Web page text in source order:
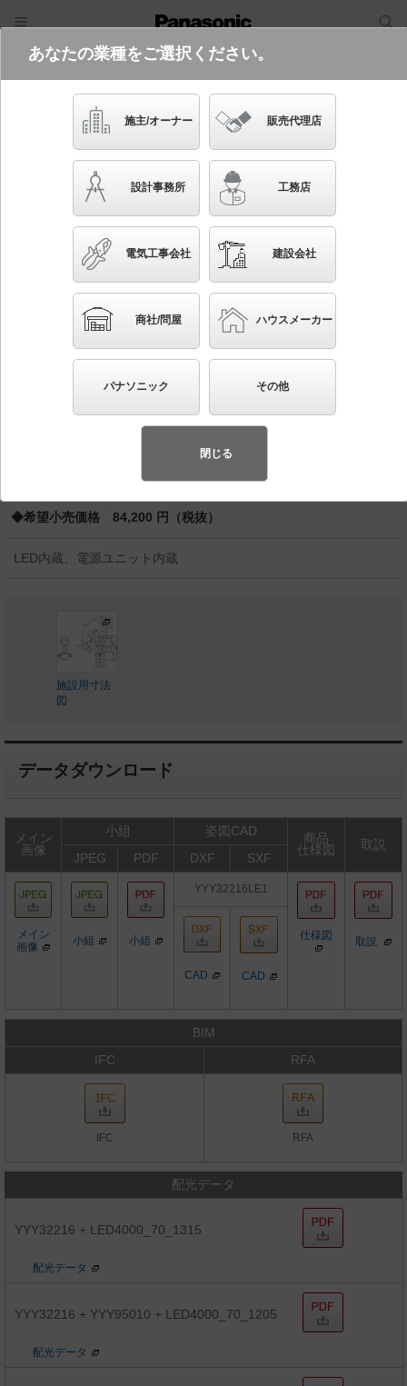
電気・建築設備（ビジネス）
フリーワード
品番・キーワード
かんたん照度計算
YYY32216 LE1
据置取付型 LED（白色） スポットライト 彩光色・
ビーム角13度 防雨型 SmartArchi（スマートアー
キ） シリンダータイプ／パネル付型
（先端技術や優れたデザイン性を持ち合わせ、快
適で先進的な照明環境をご提案する商品群です）
◆希望小売価格 84,200 円（税抜）
LED内蔵、電源ユニット内蔵
施設用寸法
図
データダウンロード
メイン
画像
小組 姿図CAD
商品
仕様図
取説
JPEG
PDF DXF SXF
メイン
画像
小組 小組
YYY32216LE1
仕様図 取説
CAD CAD
BIM
IFC
RFA
IFC RFA
配光データ
YYY32216 + LED4000_70_1315
配光データ
YYY32216 + YYY95010 + LED4000_70_1205
配光データ
あなたの業種をご選択ください。
施主/オーナー 販売代理店
設計事務所 工務店
電気工事会社 建設会社
商社/問屋 ハウスメーカー
パナソニック その他
閉じる